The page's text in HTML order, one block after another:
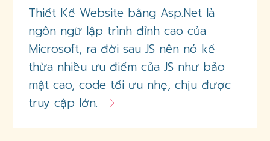
Thiết Kế Website bằng Asp.Net là
ngôn ngữ lập trình đỉnh cao của
Microsoft, ra đời sau JS nên nó kế
thừa nhiều ưu điểm của JS như bảo
mật cao, code tối ưu nhẹ, chịu được
truy cập lớn.